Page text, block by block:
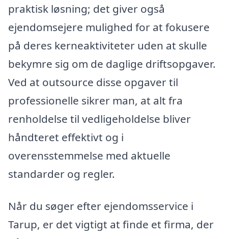
praktisk løsning; det giver også
ejendomsejere mulighed for at fokusere
på deres kerneaktiviteter uden at skulle
bekymre sig om de daglige driftsopgaver.
Ved at outsource disse opgaver til
professionelle sikrer man, at alt fra
renholdelse til vedligeholdelse bliver
håndteret effektivt og i
overensstemmelse med aktuelle
standarder og regler.
Når du søger efter ejendomsservice i
Tarup, er det vigtigt at finde et firma, der